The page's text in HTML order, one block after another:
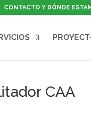
CONTACTO Y DÓNDE
CAA